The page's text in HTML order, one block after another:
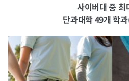
사이버대 중 최
단과대학 49개 학